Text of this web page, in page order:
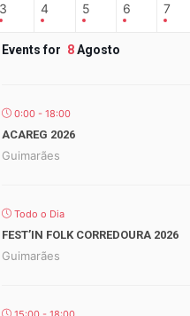
3 4 5 6 7
Events for 8Agosto
0:00 - 18:00
ACAREG 2026
Guimarães
Todo o Dia
FEST’IN FOLK CORREDOURA 2026
Guimarães